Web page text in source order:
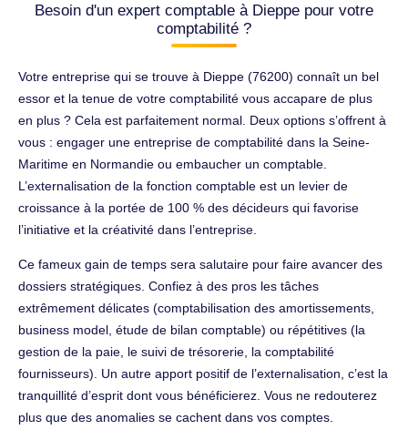
Besoin d'un expert comptable à Dieppe pour votre
comptabilité ?
Votre entreprise qui se trouve à Dieppe (76200) connaît un bel
essor et la tenue de votre comptabilité vous accapare de plus
en plus ? Cela est parfaitement normal. Deux options s’offrent à
vous : engager une entreprise de comptabilité dans la Seine-
Maritime en Normandie ou embaucher un comptable.
L’externalisation de la fonction comptable est un levier de
croissance à la portée de 100 % des décideurs qui favorise
l’initiative et la créativité dans l’entreprise.
Ce fameux gain de temps sera salutaire pour faire avancer des
dossiers stratégiques. Confiez à des pros les tâches
extrêmement délicates (comptabilisation des amortissements,
business model, étude de bilan comptable) ou répétitives (la
gestion de la paie, le suivi de trésorerie, la comptabilité
fournisseurs). Un autre apport positif de l’externalisation, c’est la
tranquillité d’esprit dont vous bénéficierez. Vous ne redouterez
plus que des anomalies se cachent dans vos comptes.